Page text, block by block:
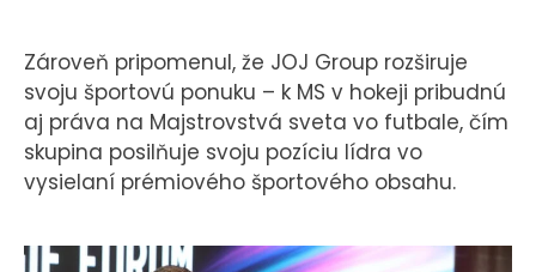
Zároveň pripomenul, že JOJ Group rozširuje
svoju športovú ponuku – k MS v hokeji pribudnú
aj práva na Majstrovstvá sveta vo futbale, čím
skupina posilňuje svoju pozíciu lídra vo
vysielaní prémiového športového obsahu.